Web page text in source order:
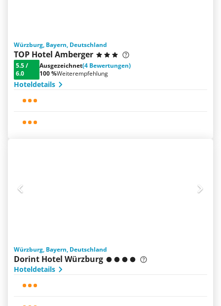
Würzburg, Bayern, Deutschland
TOP Hotel Amberger
5.5/
6.0
Ausgezeichnet(4 Bewertungen)
100 %Weiterempfehlung
Hoteldetails
Würzburg, Bayern, Deutschland
Dorint Hotel Würzburg
Hoteldetails